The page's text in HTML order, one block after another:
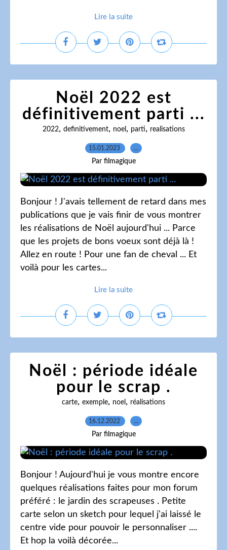
Lire la suite
Noël 2022 est
définitivement parti ...
2022, definitivement, noel, parti, realisations
15.01.2023 …
Par filmagique
Bonjour ! J'avais tellement de retard dans mes
publications que je vais finir de vous montrer
les réalisations de Noël aujourd'hui ... Parce
que les projets de bons voeux sont déjà là !
Allez en route ! Pour une fan de cheval ... Et
voilà pour les cartes...
Lire la suite
Noël : période idéale
pour le scrap .
carte, exemple, noel , réalisations
16.12.2022 …
Par filmagique
Bonjour ! Aujourd'hui je vous montre encore
quelques réalisations faites pour mon forum
préféré : le jardin des scrapeuses . Petite
carte selon un sketch pour lequel j'ai laissé le
centre vide pour pouvoir le personnaliser ....
Et hop la voilà décorée...